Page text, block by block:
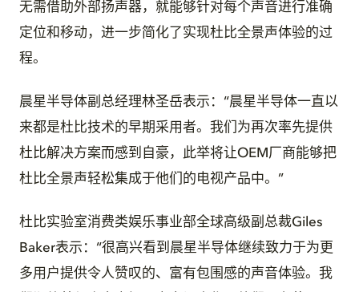
无需借助外部扬声器，就能够针对每个声音进行准确
定位和移动，进一步简化了实现杜比全景声体验的过
程。
晨星半导体副总经理林圣岳表示：“晨星半导体一直以
来都是杜比技术的早期采用者。我们为再次率先提供
杜比解决方案而感到自豪，此举将让OEM厂商能够把
杜比全景声轻松集成于他们的电视产品中。”
杜比实验室消费类娱乐事业部全球高级副总裁Giles
Baker表示：“很高兴看到晨星半导体继续致力于为更
多用户提供令人赞叹的、富有包围感的声音体验。我